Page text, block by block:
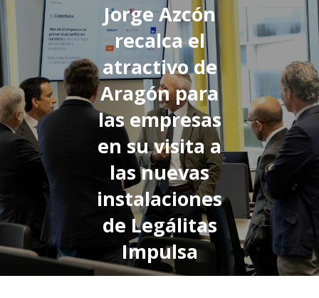
Jorge Azcón
recalca el
atractivo de
Aragón para
las empresas
en su visita a
las nuevas
instalaciones
de Legálitas
Impulsa